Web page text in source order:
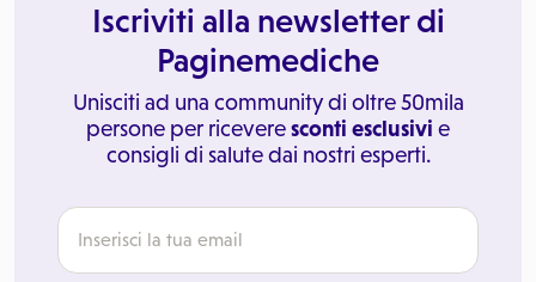
Iscriviti alla newsletter di
Paginemediche
Unisciti ad una community di oltre 50mila
persone per riceveresconti esclusivi e
consigli di salute dai nostri esperti.